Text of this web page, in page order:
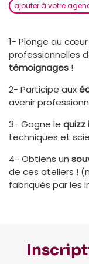
ajouter à votre
1- Plonge au
professionnelles
témoignages !
2- Participe aux
avenir
3- Gagne le
techniques et
4- Obtiens un
de ces ateliers !
fabriqués par les